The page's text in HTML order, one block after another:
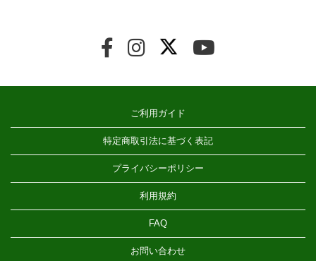
ご利用ガイド
特定商取引法に基づく表記
プライバシーポリシー
利用規約
FAQ
お問い合わせ